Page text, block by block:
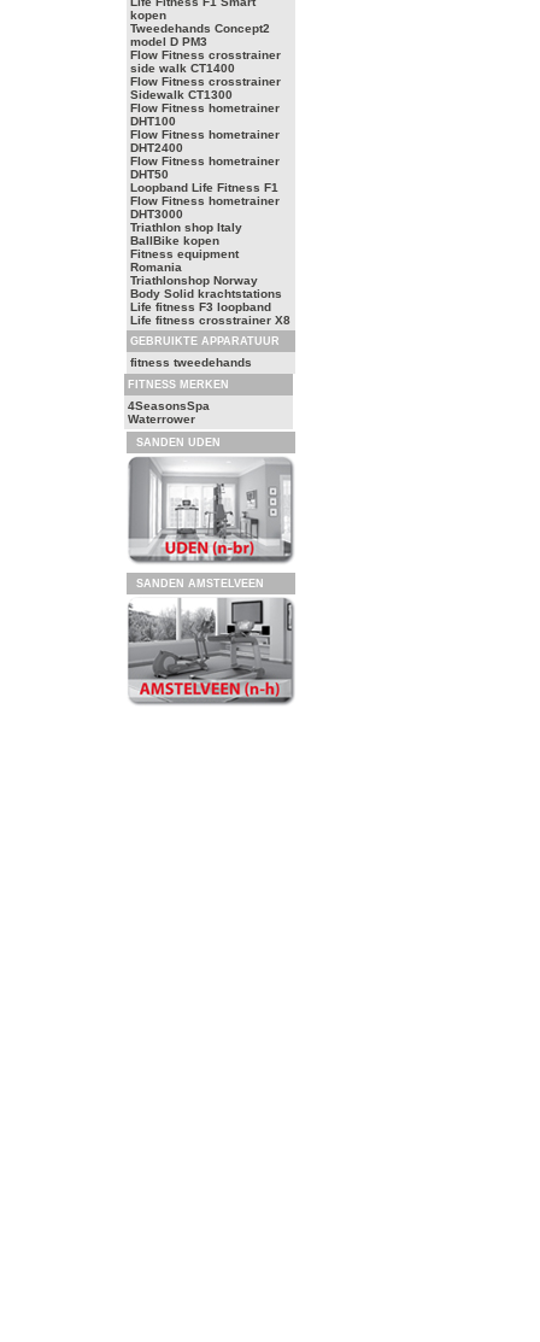
kopen
Tweedehands Concept2
model D PM3
Flow Fitness crosstrainer
side walk CT1400
Flow Fitness crosstrainer
Sidewalk CT1300
Flow Fitness hometrainer
DHT100
Flow Fitness hometrainer
DHT2400
Flow Fitness hometrainer
DHT50
Loopband Life Fitness F1
Flow Fitness hometrainer
DHT3000
Triathlon shop Italy
BallBike kopen
Fitness equipment
Romania
Triathlonshop Norway
Body Solid krachtstations
Life fitness F3 loopband
Life fitness crosstrainer X8
GEBRUIKTE APPARATUUR
fitness tweedehands
FITNESS MERKEN
4SeasonsSpa
Waterrower
SANDEN UDEN
SANDEN AMSTELVEEN